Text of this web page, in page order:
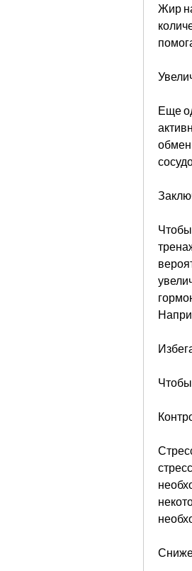
Жир
Еще
обмен
Чтобы